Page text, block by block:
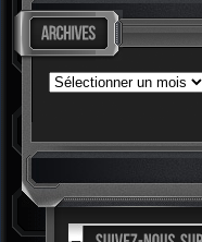
Archives